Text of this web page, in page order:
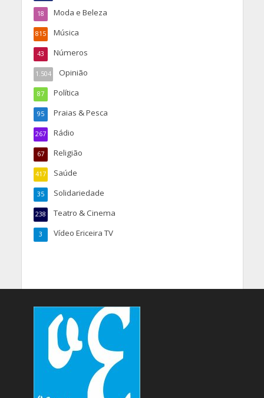
Moda e Beleza
18
Música
815
Números
43
Opinião
1.504
Política
87
Praias & Pesca
95
Rádio
267
Religião
67
Saúde
417
Solidariedade
35
Teatro & Cinema
238
Vídeo Ericeira TV
3